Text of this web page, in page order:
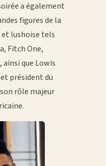
a également
figures de la
lushoise tels
Fitch One,
que Lowis
président du
rôle majeur